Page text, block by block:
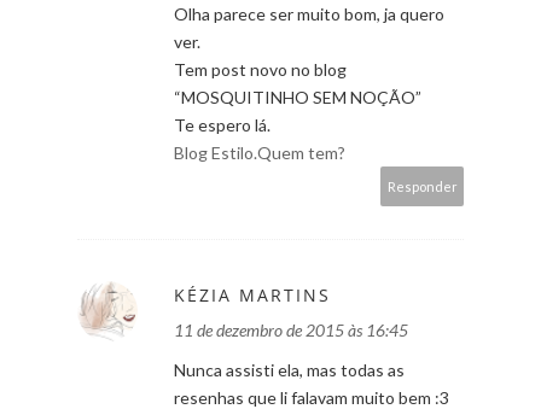
Olha parece ser muito bom, ja quero
ver.
Tem post novo no blog
“MOSQUITINHO SEM NOÇÃO”
Te espero lá.
Blog Estilo.Quem tem?
Responder
KÉZIA MARTINS
11 de dezembro de 2015 às 16:45
Nunca assisti ela, mas todas as
resenhas que li falavam muito bem :3